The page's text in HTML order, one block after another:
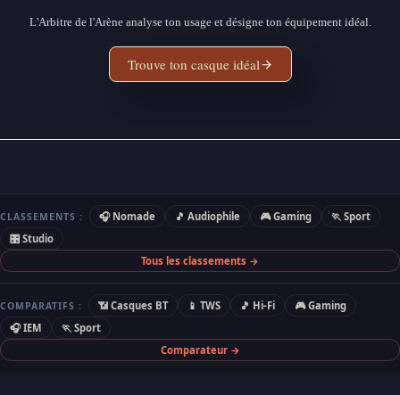
L'Arbitre de l'Arène analyse ton usage et désigne ton équipement idéal.
Trouve ton casque idéal
CLASSEMENTS : 🎧 Nomade 🎵 Audiophile 🎮 Gaming
🏃 Sport
🎛 Studio
Tous les classements →
COMPARATIFS : 📶 Casques BT 📱 TWS 🎵 Hi-Fi
🎮 Gaming
🎧 IEM
🏃 Sport
Comparateur →